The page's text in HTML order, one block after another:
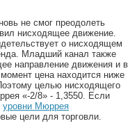
не смог преодолеть
нисходящее движение.
о нисходящем
Младший канал также
направление движения и в
цена находится ниже
целью нисходящего
«-2/8» - 1,3550. Если
уровни Мюррея
цели для торговли.